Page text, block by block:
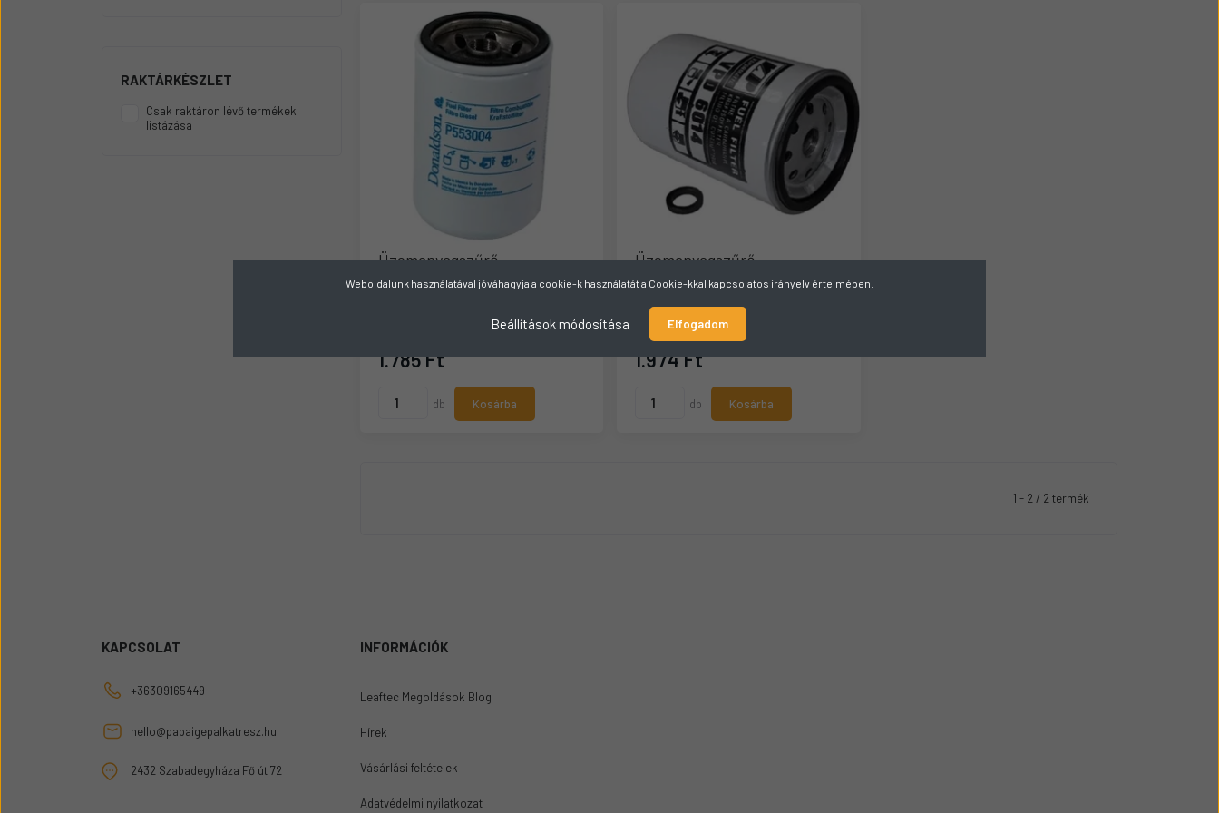
Sátor
Körmök
Üzemanyagszűrő
1.785 Ft
db Kosárba
Üzemanyagszűrő
Raktáron
1.974 Ft
db Kosárba
1 - 2 / 2 termék
RAKTÁRKÉSZLET
Csak raktáron lévő termékek
listázása
KAPCSOLAT
+36309165449
hello@papaigepalkatresz.hu
2432 Szabadegyháza Fő út 72
INFORMÁCIÓK
Leaftec Megoldások Blog
Hírek
Vásárlási feltételek
Adatvédelmi nyilatkozat
Weboldalunk használatával jóváhagyja a cookie-k használatát a Cookie-kkal kapcsolatos irányelv értelmében.
Beállítások módosítása Elfogadom